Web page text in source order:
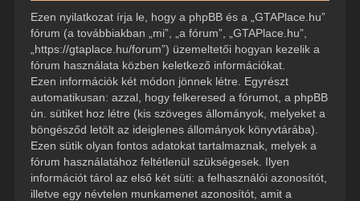
Ezen nyilatkozat írja le, hogy a phpBB és a „GTAPlace.hu”
fórum (a továbbiakban „mi”, „a fórum”, „GTAPlace.hu”,
„https://gtaplace.hu/forum”) üzemeltetői hogyan kezelik a
fórum használata közben keletkező információkat.
Ezen információk két módon jönnek létre. Egyrészt
automatikusan: azzal, hogy felkeresed a fórumot, a phpBB
ún. sütiket hoz létre (kis szöveges állományok, melyeket a
böngésződ letölt az ideiglenes állományok könyvtárába).
Ezen sütik olyan fontos adatokat tartalmaznak, melyek a
fórum használatához feltétlenül szükségesek. Ilyen
információt tárol az első két süti: a felhasználói azonosítót,
illetve egy névtelen munkamenet azonosítót, amit a